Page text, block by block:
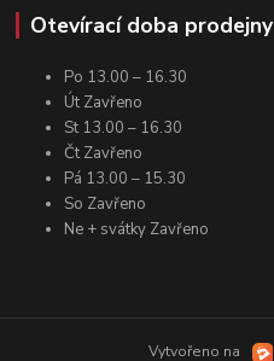
Otevírací doba prodejny
Po 13.00 – 16.30
Út Zavřeno
St 13.00 – 16.30
Čt Zavřeno
Pá 13.00 – 15.30
So Zavřeno
Ne + svátky Zavřeno
Vytvořeno na